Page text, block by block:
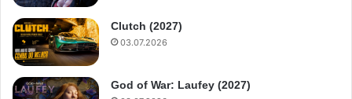
Clutch (2027)
03.07.2026
God of War: Laufey (2027)